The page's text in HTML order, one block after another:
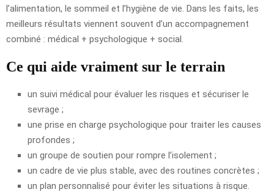
l’alimentation, le sommeil et l’hygiène de vie. Dans les faits, les
meilleurs résultats viennent souvent d’un accompagnement
combiné : médical + psychologique + social.
Ce qui aide vraiment sur le terrain
un suivi médical pour évaluer les risques et sécuriser le
sevrage ;
une prise en charge psychologique pour traiter les causes
profondes ;
un groupe de soutien pour rompre l’isolement ;
un cadre de vie plus stable, avec des routines concrètes ;
un plan personnalisé pour éviter les situations à risque.